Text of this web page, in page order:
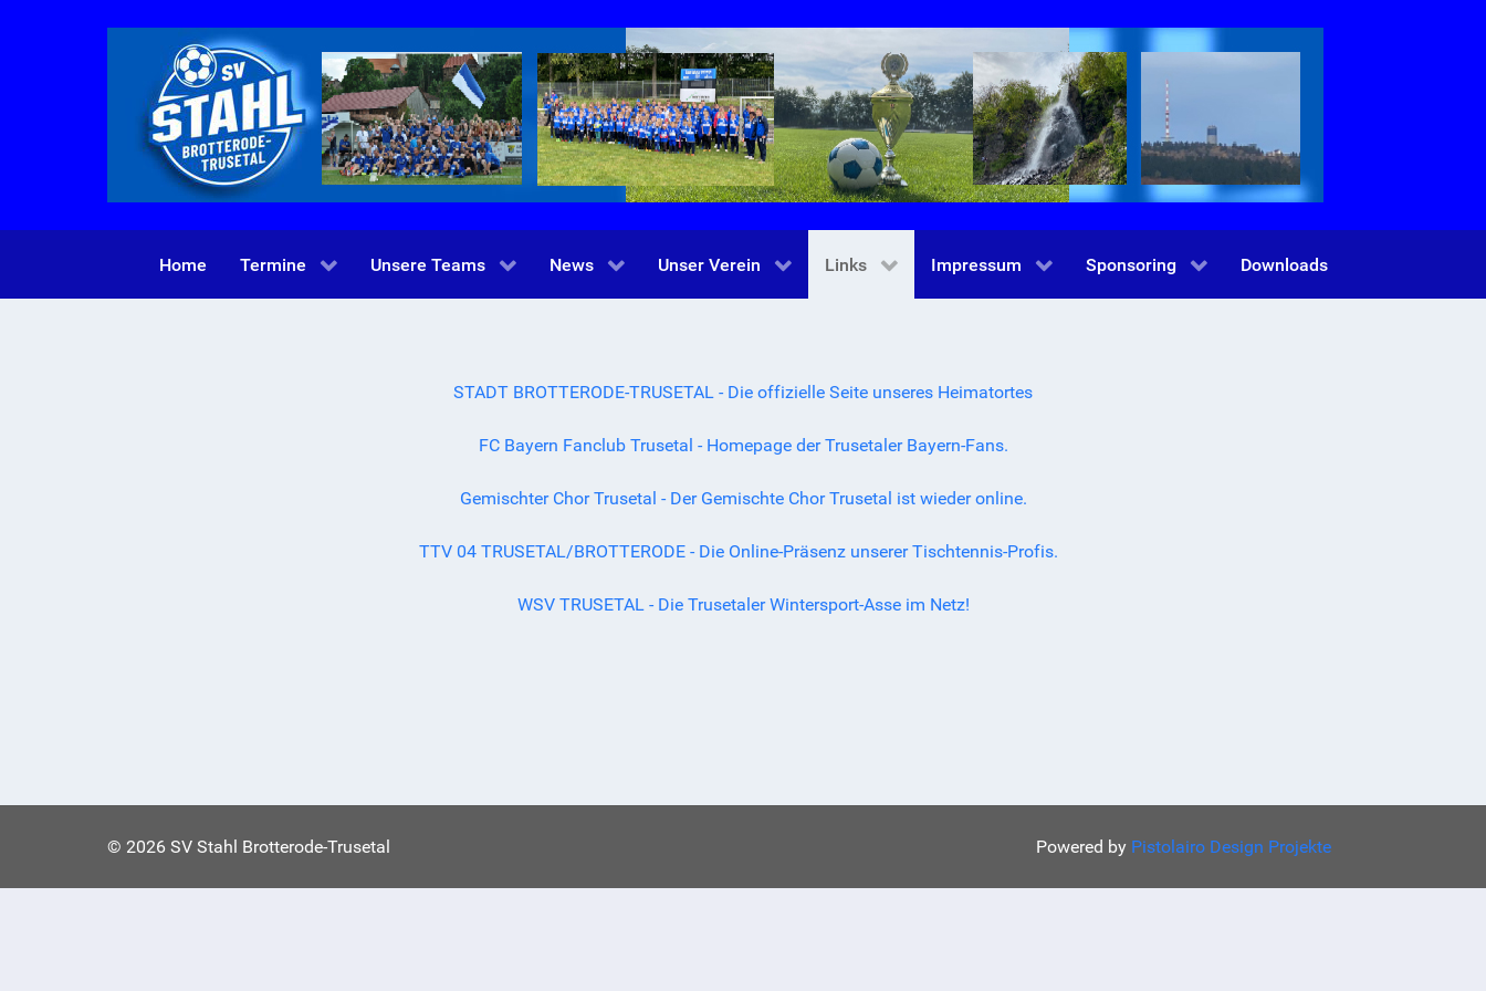
Home Termine Unsere Teams News Unser Verein Links Impressum Sponsoring Downloads
STADT BROTTERODE-TRUSETAL - Die offizielle Seite unseres Heimatortes
FC Bayern Fanclub Trusetal - Homepage der Trusetaler Bayern-Fans.
Gemischter Chor Trusetal - Der Gemischte Chor Trusetal ist wieder online.
TTV 04 TRUSETAL/BROTTERODE - Die Online-Präsenz unserer Tischtennis-Profis.
WSV TRUSETAL - Die Trusetaler Wintersport-Asse im Netz!
© 2026 SV Stahl Brotterode-Trusetal Powered by Pistolairo Design Projekte